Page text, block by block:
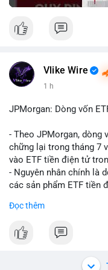
Vlike Wire
1 h
JPMorgan: Dòng vốn
- Theo JPMorgan, dòng
chững lại trong tháng 7
vào ETF tiền điện tử
- Nguyên nhân chính là
các sản phẩm ETF tiền
Hyperliquid có thể đã
- Nhà đầu tư cần theo
Đọc thêm